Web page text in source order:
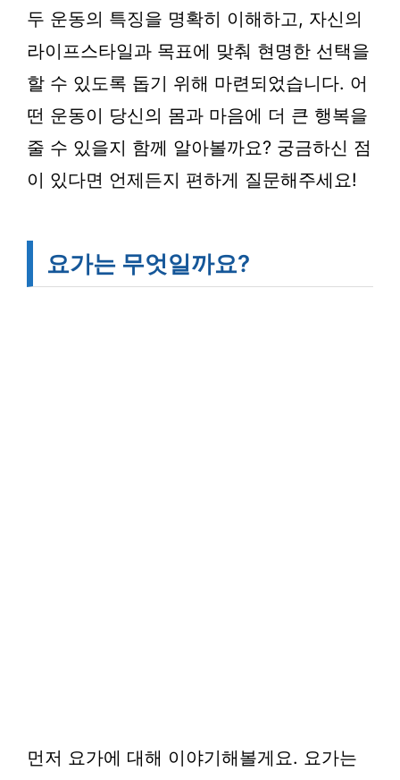
두 운동의 특징을 명확히 이해하고, 자신의
라이프스타일과 목표에 맞춰 현명한 선택을
할 수 있도록 돕기 위해 마련되었습니다. 어
떤 운동이 당신의 몸과 마음에 더 큰 행복을
줄 수 있을지 함께 알아볼까요? 궁금하신 점
이 있다면 언제든지 편하게 질문해주세요!
요가는 무엇일까요?
먼저 요가에 대해 이야기해볼게요. 요가는